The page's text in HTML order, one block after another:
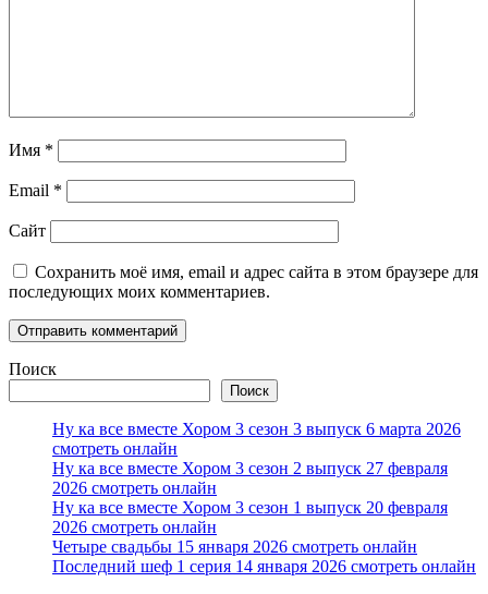
Имя *
Email *
Сайт
Сохранить моё имя, email и адрес сайта в этом браузере для
последующих моих комментариев.
Поиск
Поиск
Ну ка все вместе Хором 3 сезон 3 выпуск 6 марта 2026
смотреть онлайн
Ну ка все вместе Хором 3 сезон 2 выпуск 27 февраля
2026 смотреть онлайн
Ну ка все вместе Хором 3 сезон 1 выпуск 20 февраля
2026 смотреть онлайн
Четыре свадьбы 15 января 2026 смотреть онлайн
Последний шеф 1 серия 14 января 2026 смотреть онлайн